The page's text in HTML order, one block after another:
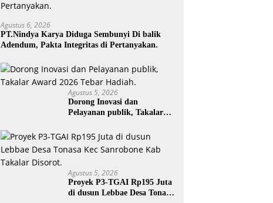
Agustus 6, 2026
PT.Nindya Karya Diduga Sembunyi Di balik
Adendum, Pakta Integritas di Pertanyakan.
Agustus 5, 2026
Dorong Inovasi dan
Pelayanan publik, Takalar
Agustus 5, 2026
Proyek P3-TGAI Rp195 Juta
di dusun Lebbae Desa Tonasa